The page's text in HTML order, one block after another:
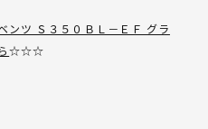
ンツ Ｓ３５０ＢＬ－ＥＦ グラ
☆☆☆